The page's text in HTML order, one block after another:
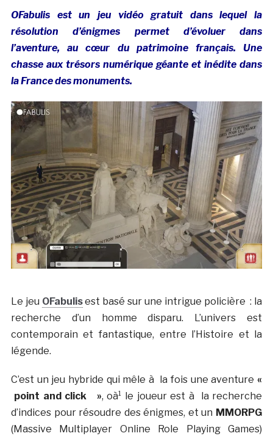
OFabulis est un jeu vidéo gratuit dans lequel la
résolution d’énigmes permet d’évoluer dans
l’aventure, au cœur du patrimoine français. Une
chasse aux trésors numérique géante et inédite dans
la France des monuments.
Le jeu OFabulisest basé sur une intrigue policière : la
recherche d’un homme disparu. L’univers est
contemporain et fantastique, entre l’Histoire et la
légende.
C’est un jeu hybride qui mêle à la fois une aventure«
point and click », oà¹ le joueur est à la recherche
d’indices pour résoudre des énigmes, et un MMORPG
(Massive Multiplayer Online Role Playing Games)